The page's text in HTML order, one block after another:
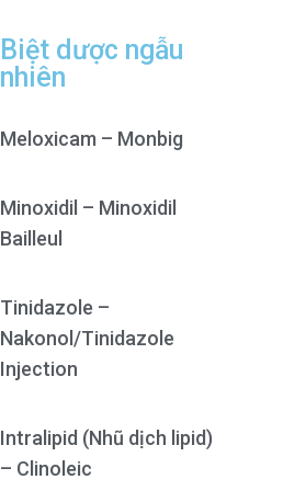
Biệt dược ngẫu
nhiên
Meloxicam – Monbig
Minoxidil – Minoxidil
Bailleul
Tinidazole –
Nakonol/Tinidazole
Injection
Intralipid (Nhũ dịch lipid)
– Clinoleic